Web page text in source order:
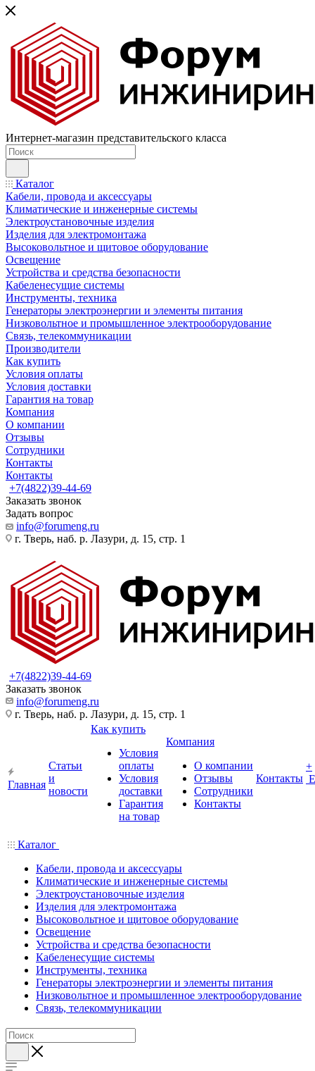
Интернет-магазин представительского класса
Каталог
Кабели, провода и аксессуары
Климатические и инженерные системы
Электроустановочные изделия
Изделия для электромонтажа
Высоковольтное и щитовое оборудование
Освещение
Устройства и средства безопасности
Кабеленесущие системы
Инструменты, техника
Генераторы электроэнергии и элементы питания
Низковольтное и промышленное электрооборудование
Связь, телекоммуникации
Производители
Как купить
Условия оплаты
Условия доставки
Гарантия на товар
Компания
О компании
Отзывы
Сотрудники
Контакты
Контакты
+7(4822)39-44-69
Заказать звонок
Задать вопрос
info@forumeng.ru
г. Тверь, наб. р. Лазури, д. 15, стр. 1
+7(4822)39-44-69
Заказать звонок
info@forumeng.ru
г. Тверь, наб. р. Лазури, д. 15, стр. 1
Главная
Статьи
и
новости
Как купить
Условия
оплаты
Условия
доставки
Гарантия
на товар
Компания
О компании
Отзывы
Сотрудники
Контакты
Контакты
+
Каталог
Кабели, провода и аксессуары
Климатические и инженерные системы
Электроустановочные изделия
Изделия для электромонтажа
Высоковольтное и щитовое оборудование
Освещение
Устройства и средства безопасности
Кабеленесущие системы
Инструменты, техника
Генераторы электроэнергии и элементы питания
Низковольтное и промышленное электрооборудование
Связь, телекоммуникации